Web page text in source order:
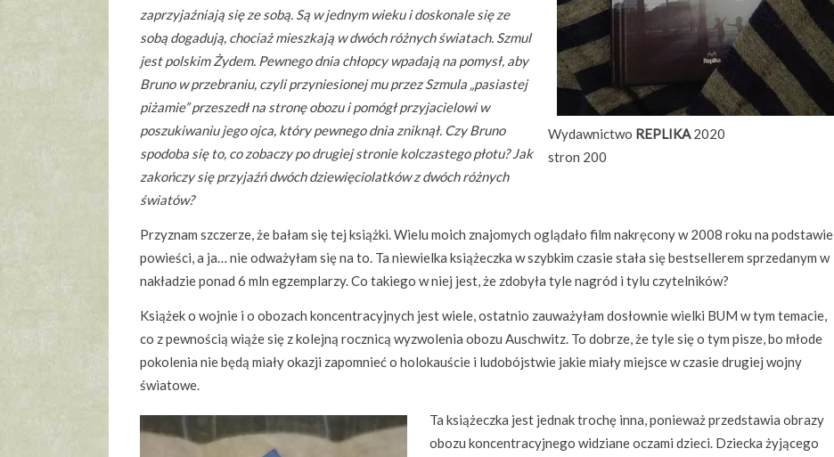
Wydawnictwo REPLIKA2020
stron 200
zaprzyjaźniają się ze sobą. Są w jednym wieku i doskonale się ze
sobą dogadują, chociaż mieszkają w dwóch różnych światach. Szmul
jest polskim Żydem. Pewnego dnia chłopcy wpadają na pomysł, aby
Bruno w przebraniu, czyli przyniesionej mu przez Szmula „pasiastej
piżamie” przeszedł na stronę obozu i pomógł przyjacielowi w
poszukiwaniu jego ojca, który pewnego dnia zniknął. Czy Bruno
spodoba się to, co zobaczy po drugiej stronie kolczastego płotu? Jak
zakończy się przyjaźń dwóch dziewięciolatków z dwóch różnych
światów?
Przyznam szczerze, że bałam się tej książki. Wielu moich znajomych oglądało film nakręcony w 2008 roku na podstawie
powieści, a ja… nie odważyłam się na to. Ta niewielka książeczka w szybkim czasie stała się bestsellerem sprzedanym w
nakładzie ponad 6 mln egzemplarzy. Co takiego w niej jest, że zdobyła tyle nagród i tylu czytelników?
Książek o wojnie i o obozach koncentracyjnych jest wiele, ostatnio zauważyłam dosłownie wielki BUM w tym temacie,
co z pewnością wiąże się z kolejną rocznicą wyzwolenia obozu Auschwitz. To dobrze, że tyle się o tym pisze, bo młode
pokolenia nie będą miały okazji zapomnieć o holokauście i ludobójstwie jakie miały miejsce w czasie drugiej wojny
światowe.
Ta książeczka jest jednak trochę inna, ponieważ przedstawia obrazy
obozu koncentracyjnego widziane oczami dzieci. Dziecka żyjącego